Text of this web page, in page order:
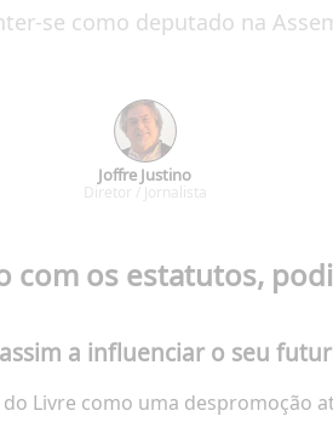
se como deputado na
Joffre Justino
Diretor / Jornalista
com os estatutos,
a influenciar o seu
Livre como uma despromoção